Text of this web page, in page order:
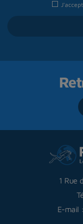
1 Rue
E-mail :